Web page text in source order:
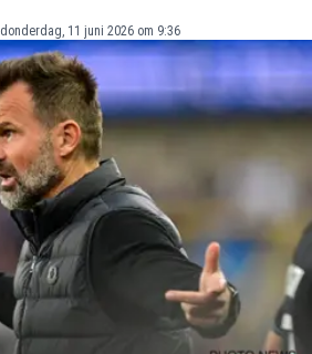
donderdag, 11 juni 2026 om 9:36